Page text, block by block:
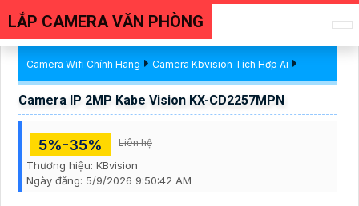
LẮP CAMERA VĂN PHÒNG
Camera Wifi Chính Hãng Camera Kbvision Tích Hợp Ai
Camera IP 2MP Kabe Vision KX-CD2257MPN
5%-35% Liên hệ
Thương hiệu: KBvision
Ngày đăng: 5/9/2026 9:50:42 AM